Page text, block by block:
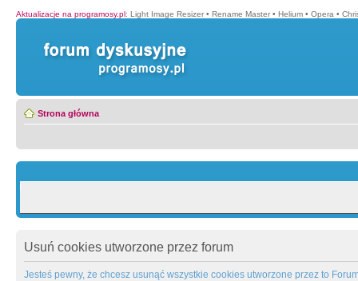
Aktualizacje na programosy.pl: Light Image Resizer • Rename Master • Helium • Opera •
Strona główna
Usuń cookies utworzone przez forum
Jesteś pewny, że chcesz usunąć wszystkie cookies utworzone przez to